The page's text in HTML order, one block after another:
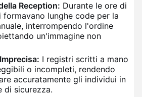
Reception: Durante le ore di
lunghe code per la
interrompendo l'ordine
un'immagine non
I registri scritti a mano
o incompleti, rendendo
accuratamente gli individui in
di sicurezza.